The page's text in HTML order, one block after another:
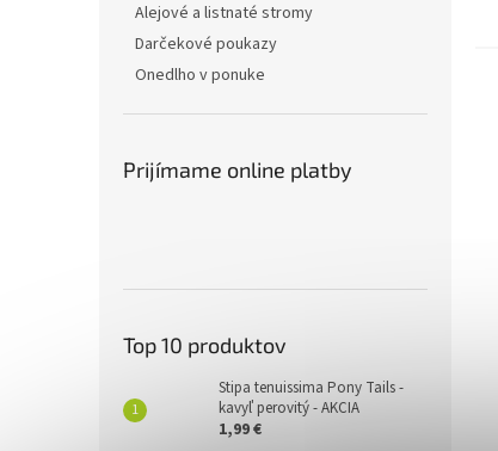
Alejové a listnaté stromy
Darčekové poukazy
Onedlho v ponuke
Prijímame online platby
Top 10 produktov
Stipa tenuissima Pony Tails -
kavyľ perovitý - AKCIA
1,99 €